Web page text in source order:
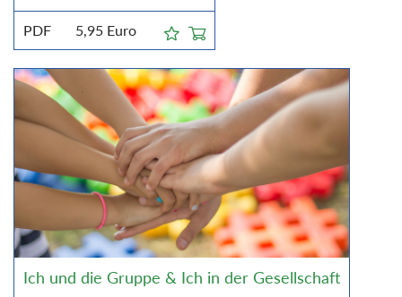
PDF 5,95 Euro
Ich und die Gruppe & Ich in der Gesellschaft